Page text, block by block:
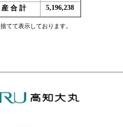
合計 5,196,238
てて表示しております。